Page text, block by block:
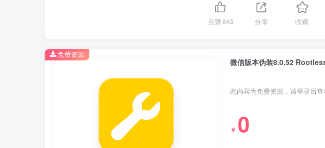
点赞843 分享 收藏
微信版本伪装8.0.52
此内容为免费资源，请登录后查
￥ 0
免费资源